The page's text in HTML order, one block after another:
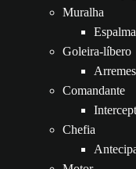
Muralha
Espalma
Goleira-líbero
Comandante
Chefia